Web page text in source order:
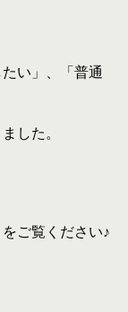
い」、「普通
した。
ご覧ください♪